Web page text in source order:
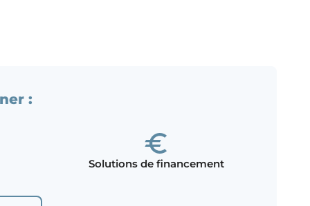
:
Solutions de financement